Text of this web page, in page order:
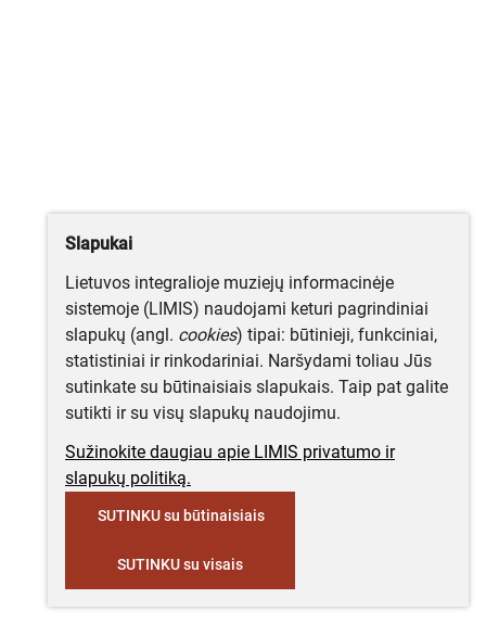
Slapukai
Lietuvos integralioje muziejų informacinėje
sistemoje (LIMIS) naudojami keturi pagrindiniai
slapukų (angl. cookies) tipai: būtinieji, funkciniai,
statistiniai ir rinkodariniai. Naršydami toliau Jūs
sutinkate su būtinaisiais slapukais. Taip pat galite
sutikti ir su visų slapukų naudojimu.
Sužinokite daugiau apie LIMIS privatumo ir
slapukų politiką.
SUTINKU su būtinaisiais
SUTINKU su visais